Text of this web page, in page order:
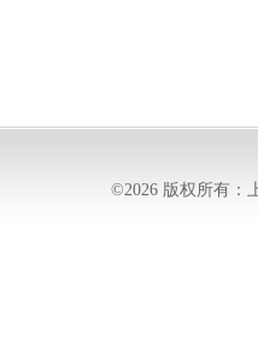
©2026 版权所有